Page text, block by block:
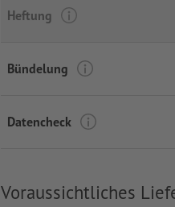
Heftung
Bündelung
Datencheck
Voraussichtliches